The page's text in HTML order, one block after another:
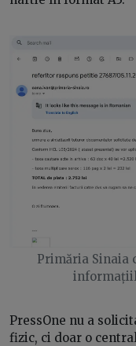
Primăria Sinaia
PressOne nu a
fizic, ci doar o